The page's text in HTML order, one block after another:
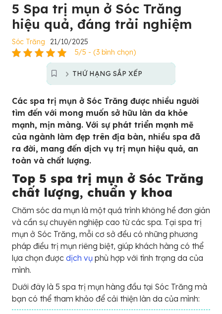
5 Spa trị mụn ở Sóc Trăng
hiệu quả, đáng trải nghiệm
Sóc Trăng
21/10/2025
5/5 - (3 bình chọn)
THỨ HẠNG SẮP XẾP
Các spa trị mụn ở Sóc Trăng được nhiều người
tìm đến với mong muốn sở hữu làn da khỏe
mạnh, mịn màng. Với sự phát triển mạnh mẽ
của ngành làm đẹp trên địa bàn, nhiều spa đã
ra đời, mang đến dịch vụ trị mụn hiệu quả, an
toàn và chất lượng.
Top 5 spa trị mụn ở Sóc Trăng
chất lượng, chuẩn y khoa
Chăm sóc da mụn là một quá trình không hề đơn giản
và cần sự chuyên nghiệp cao từ các spa. Tại spa trị
mụn ở Sóc Trăng, mỗi cơ sở đều có những phương
pháp điều trị mụn riêng biệt, giúp khách hàng có thể
lựa chọn được dịch vụ phù hợp với tình trạng da của
mình.
Dưới đây là 5 spa trị mụn hàng đầu tại Sóc Trăng mà
bạn có thể tham khảo để cải thiện làn da của mình: